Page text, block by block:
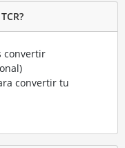
convertir tu